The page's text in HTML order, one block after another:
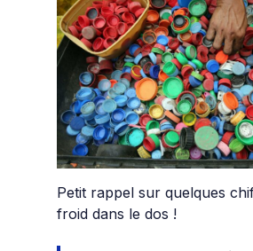
Petit rappel sur quelques
froid dans le dos !